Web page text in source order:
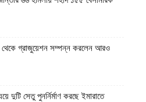
থেকে গ্রাজুয়েশন সম্পন্ন করলেন আরও
দুটি সেতু পুনর্নির্মাণ করছে ইমারাতে